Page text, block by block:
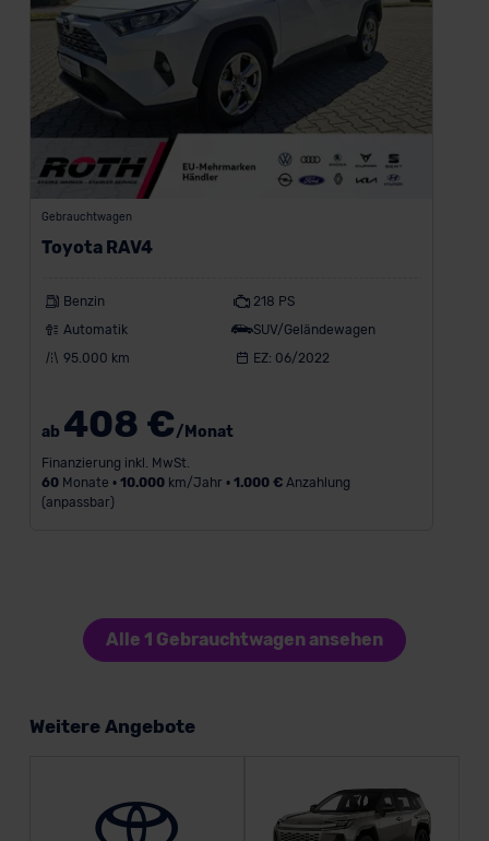
Gebrauchtwagen
Toyota RAV4
Benzin
218 PS
Automatik
SUV/Geländewagen
95.000 km
EZ: 06/2022
ab 408 €/Monat
Finanzierung inkl. MwSt.
60Monate • 10.000km/Jahr • 1.000 €Anzahlung
(anpassbar)
Alle 1 Gebrauchtwagen ansehen
Weitere Angebote